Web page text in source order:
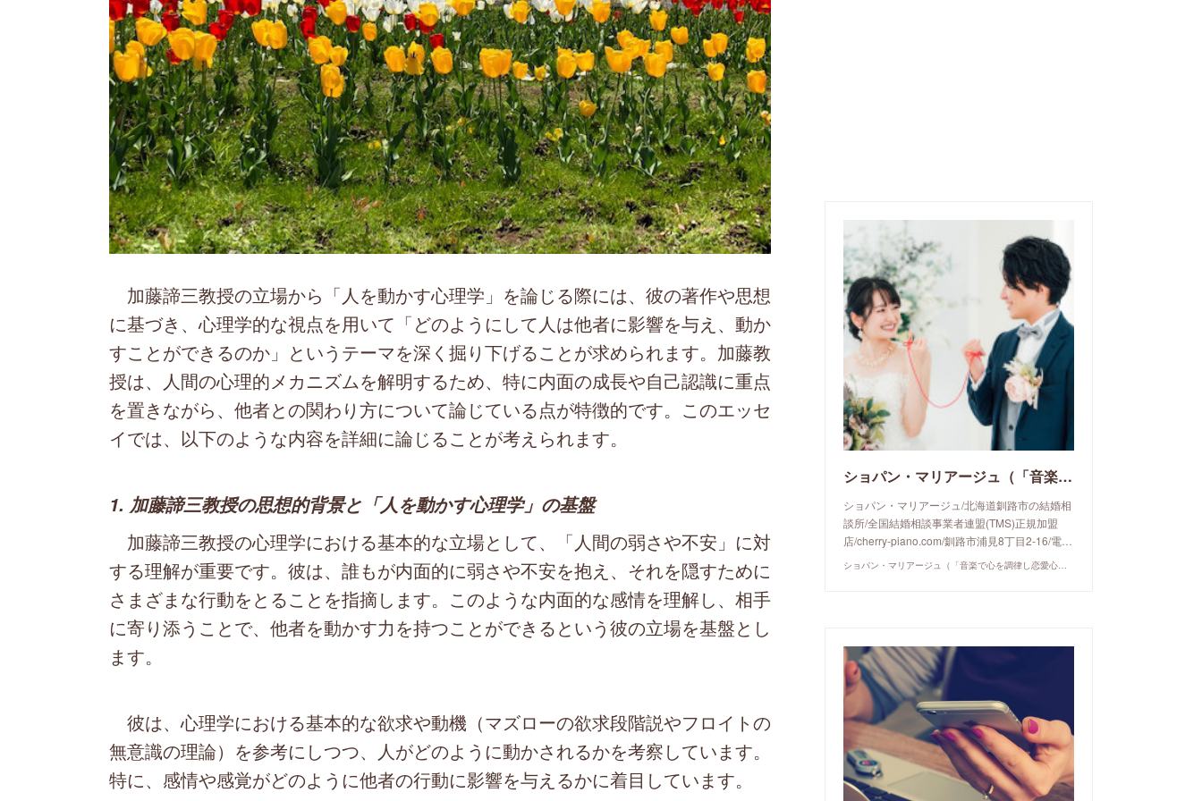
加藤諦三教授の立場から「人を動かす心理学」を論じる際には、彼の著作や思想
に基づき、心理学的な視点を用いて「どのようにして人は他者に影響を与え、動か
すことができるのか」というテーマを深く掘り下げることが求められます。加藤教
授は、人間の心理的メカニズムを解明するため、特に内面の成長や自己認識に重点
を置きながら、他者との関わり方について論じている点が特徴的です。このエッセ
イでは、以下のような内容を詳細に論じることが考えられます。
1. 加藤諦三教授の思想的背景と「人を動かす心理学」の基盤
加藤諦三教授の心理学における基本的な立場として、「人間の弱さや不安」に対
する理解が重要です。彼は、誰もが内面的に弱さや不安を抱え、それを隠すために
さまざまな行動をとることを指摘します。このような内面的な感情を理解し、相手
に寄り添うことで、他者を動かす力を持つことができるという彼の立場を基盤とし
ます。
彼は、心理学における基本的な欲求や動機（マズローの欲求段階説やフロイトの
無意識の理論）を参考にしつつ、人がどのように動かされるかを考察しています。
特に、感情や感覚がどのように他者の行動に影響を与えるかに着目しています。
ショパン・マリアージュ（「音楽で心を調律し恋愛心理学でご縁を育てる」釧路市の結婚相談所）/ 全国結婚相談事業者連盟正規加盟店 / cherry-piano.com
ショパン・マリアージュ/北海道釧路市の結婚相
談所/全国結婚相談事業者連盟(TMS)正規加盟
店/cherry-piano.com/釧路市浦見8丁目2-16/電…
ショパン・マリアージュ（「音楽で心を調律し恋愛心理学でご縁を育てる」釧路市の結婚相談所）/ 全国結婚相談事業者連盟正規加盟店 / cherry-piano.com